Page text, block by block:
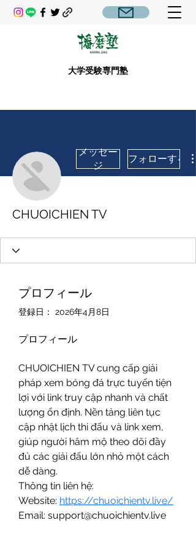
大学受験専門塾
メッセー
ジ
フォローする
CHUOICHIEN TV
プロフィール
登録日： 2026年4月8日
プロフィール
CHUOICHIEN TV cung cấp giải
pháp xem bóng đá trực tuyến tiện
lợi với link truy cập nhanh và chất
lượng ổn định. Nền tảng liên tục
cập nhật lịch thi đấu và link xem,
giúp người hâm mộ theo dõi đầy
đủ các giải đấu lớn nhỏ một cách
dễ dàng.
Thông tin liên hệ:
Website: https://chuoichientv.live/
Email: support@chuoichientv.live